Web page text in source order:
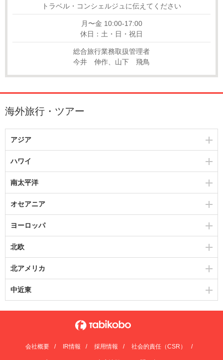
トラベル・コンシェルジュに伝えてください
月〜金 10:00-17:00
休日：土・日・祝日
総合旅行業務取扱管理者
今井 伸作、山下 飛鳥
海外旅行・ツアー
アジア
ハワイ
南太平洋
オセアニア
ヨーロッパ
北欧
北アメリカ
中近東
会社概要 IR情報 採用情報 社会的責任（CSR）